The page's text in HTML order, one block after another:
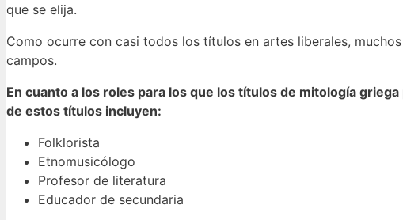
que se elija.
Como ocurre con casi todos los títulos en artes liberales,
campos.
En cuanto a los roles para los que los títulos de mitología
de estos títulos incluyen:
Folklorista
Etnomusicólogo
Profesor de literatura
Educador de secundaria